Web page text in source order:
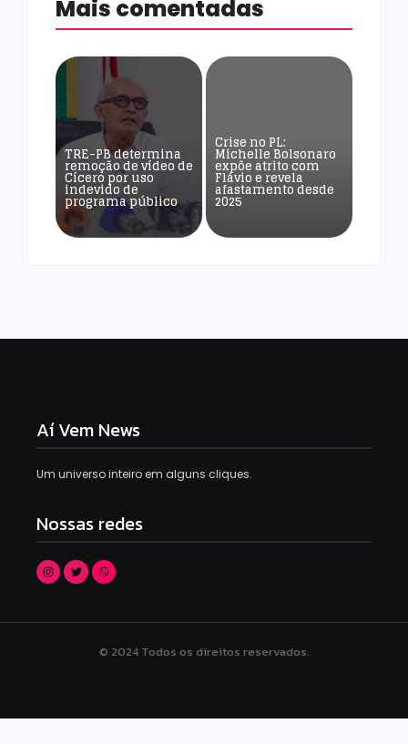
Mais comentadas
TRE-PB determina
remoção de vídeo de
Cícero por uso
indevido de
programa público
Crise no PL:
Michelle Bolsonaro
expõe atrito com
Flávio e revela
afastamento desde
2025
Aí Vem News
Um universo inteiro em alguns cliques.
Nossas redes
© 2024 Todos os direitos reservados.